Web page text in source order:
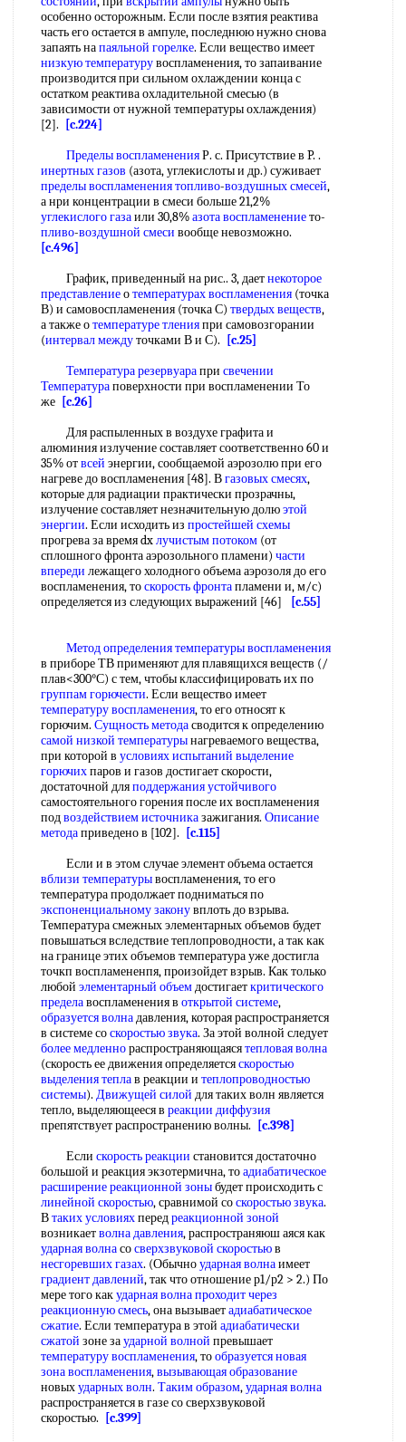
особенно осторожным. Если после взятия реактива
часть его остается в ампуле, последнюю нужно снова
запаять напаяльной горелке. Если вещество имеет
низкую температурувоспламенения, то запаивание
производится при сильном охлаждении конца с
остатком реактива охладительной смесью (в
зависимости от нужной температуры охлаждения)
[2].
[c.224]
Пределы воспламененияР. с. Присутствие в P. .
инертных газов (азота, углекислоты и др.) суживает
пределы воспламенения топливо-воздушных смесей,
а нри концентрации в смеси больше 21,2%
углекислого газаили 30,8%азота воспламенението-
пливо-воздушной смеси вообще невозможно.
[c.496]
График, приведенный на рис.. 3, даетнекоторое
представлениеотемпературах воспламенения (точка
В) и самовоспламенения (точка С) твердых веществ,
а также отемпературе тленияпри самовозгорании
(интервал междуточками В и С).
[c.25]
Температура резервуарапри свечении
Температураповерхности при воспламенении То
же [c.26]
Для распыленных в воздухе графита и
алюминия излучение составляет соответственно 60 и
35% отвсей энергии, сообщаемой аэрозолю при его
нагреве до воспламенения [48]. Вгазовых смесях,
которые для радиации практически прозрачны,
излучение составляет незначительную долюэтой
энергии. Если исходить из простейшей схемы
прогрева за время dxлучистым потоком (от
сплошного фронта аэрозольного пламени) части
впереди лежащего холодного объема аэрозоля до его
воспламенения, тоскорость фронтапламени и, м/с)
определяется из следующих выражений [46]
[c.55]
Метод определения температуры воспламенения
в приборе ТВ применяют для плавящихся веществ (/
плав<300°С) с тем, чтобы классифицировать их по
группам горючести. Если вещество имеет
температуру воспламенения, то его относят к
горючим. Сущность методасводится к определению
самой низкой температурынагреваемого вещества,
при которой в условиях испытаний выделение
горючихпаров и газов достигает скорости,
достаточной дляподдержания устойчивого
самостоятельного горения после их воспламенения
подвоздействием источниказажигания. Описание
методаприведено в [102].
[c.115]
Если и в этом случае элемент объема остается
вблизи температурывоспламенения, то его
температура продолжает подниматься по
экспоненциальному законувплоть до взрыва.
Температура смежных элементарных объемов будет
повышаться вследствие теплопроводности, а так как
на границе этих объемов температура уже достигла
точкп воспламененпя, произойдет взрыв. Как только
любой элементарный объемдостигаеткритического
пределавоспламенения в открытой системе,
образуется волнадавления, которая распространяется
в системе соскоростью звука. За этой волной следует
более медленнораспространяющаясятепловая волна
(скорость ее движения определяетсяскоростью
выделения теплав реакции и теплопроводностью
системы). Движущей силой для таких волн является
тепло, выделяющееся в реакции диффузия
препятствует распространению волны.
[c.398]
Если скорость реакции становится достаточно
большой и реакция экзотермична, тоадиабатическое
расширениереакционной зоныбудет происходить с
линейной скоростью, сравнимой соскоростью звука.
Втаких условияхпередреакционной зоной
возникаетволна давления, распространяюш аяся как
ударная волнасосверхзвуковой скоростьюв
несгоревших газах. (Обычноударная волнаимеет
градиент давлений, так что отношение р1/р2 > 2.) По
мере того какударная волнапроходит через
реакционную смесь, она вызываетадиабатическое
сжатие. Если температура в этой адиабатически
сжатой зоне заударной волной превышает
температуру воспламенения, тообразуется новая
зона воспламенения,вызывающая образование
новыхударных волн. Таким образом,ударная волна
распространяется в газе со сверхзвуковой
скоростью.
[c.399]